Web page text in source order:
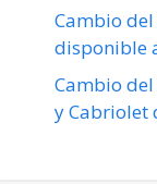
Cambio
disponible
Cambio del
y Cabriolet